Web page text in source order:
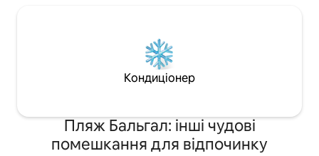
Кондиціонер
Пляж Бальгал: інші чудові
помешкання для відпочинку